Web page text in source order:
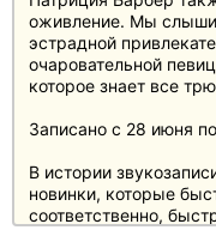
оживление. Мы
эстрадной
очаровательной
которое знает все
Записано с 28 июня
В истории
новинки, которые
соответственно,